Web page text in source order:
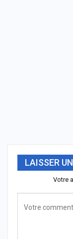
LAISSER
Votre